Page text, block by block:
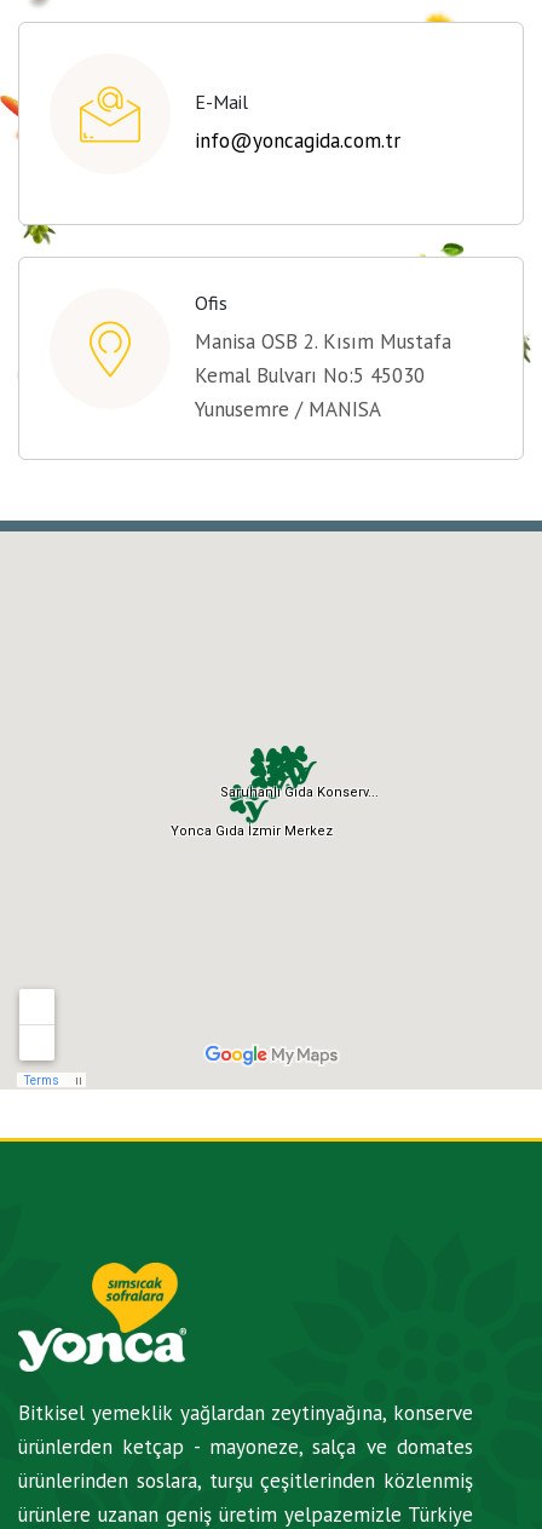
E-Mail
info@yoncagida.com.tr
Ofis
Manisa OSB 2. Kısım Mustafa
Kemal Bulvarı No:5 45030
Yunusemre / MANISA
Bitkisel yemeklik yağlardan zeytinyağına, konserve
ürünlerden ketçap - mayoneze, salça ve domates
ürünlerinden soslara, turşu çeşitlerinden közlenmiş
ürünlere uzanan geniş üretim yelpazemizle Türkiye